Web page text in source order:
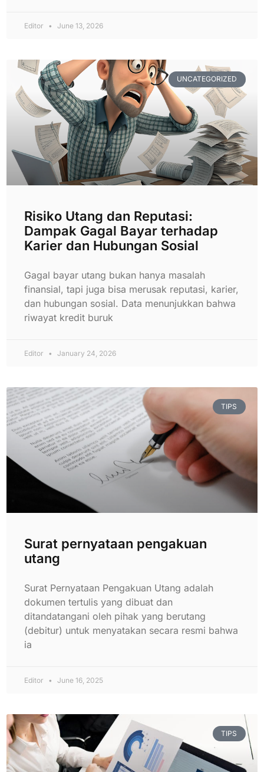
Editor June 13, 2026
UNCATEGORIZED
Risiko Utang dan Reputasi:
Dampak Gagal Bayar terhadap
Karier dan Hubungan Sosial
Gagal bayar utang bukan hanya masalah
finansial, tapi juga bisa merusak reputasi, karier,
dan hubungan sosial. Data menunjukkan bahwa
riwayat kredit buruk
Editor January 24, 2026
TIPS
Surat pernyataan pengakuan
utang
Surat Pernyataan Pengakuan Utang adalah
dokumen tertulis yang dibuat dan
ditandatangani oleh pihak yang berutang
(debitur) untuk menyatakan secara resmi bahwa
ia
Editor June 16, 2025
TIPS